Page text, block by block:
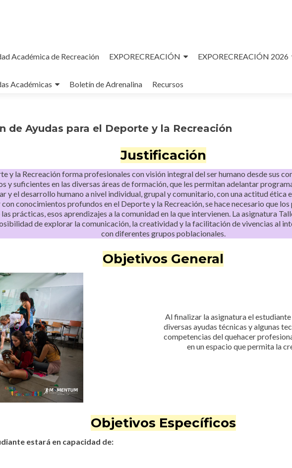
Académica de Recreación EXPORECREACIÓN EXPORECREACIÓN 2026
Académicas Boletín de Adrenalina Recursos
de Ayudas para el Deporte y la Recreación
Justificación
y la Recreación forma profesionales con visión integral del ser humano desde sus
y suficientes en las diversas áreas de formación, que les permitan adelantar
y el desarrollo humano a nivel individual, grupal y comunitario, con una actitud ética
conocimientos profundos en el Deporte y la Recreación, se hace necesario que
prácticas, esos aprendizajes a la comunidad en la que intervienen. La asignatura
de explorar la comunicación, la creatividad y la facilitación de vivencias al
con diferentes grupos poblacionales.
Objetivos General
Al finalizar la asignatura el
diversas ayudas técnicas y algunas
competencias del quehacer
en un espacio que permita la
Objetivos Específicos
estará en capacidad de: